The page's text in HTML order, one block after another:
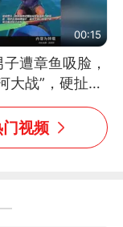
00:15
遭章鱼吸脸，
大战”，硬扯加
方才挣脱
视频